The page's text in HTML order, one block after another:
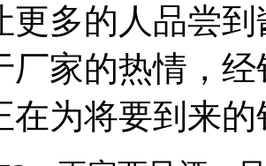
更多的人品尝
的热情，经
在为将要到来